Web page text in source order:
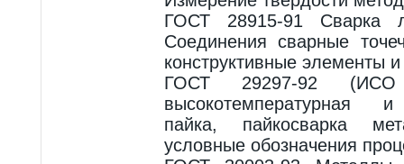
ГОСТ 28915-91 Сварка
Соединения сварные
конструктивные элементы
ГОСТ 29297-92 (ИСО
высокотемпературная и
пайка, пайкосварка
условные обозначения